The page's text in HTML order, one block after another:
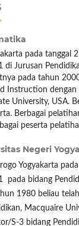
pada tanggal
di Jurusan
pada tahun
Instruction dengan
University, USA.
Berbagai
peserta
Negeri
Yogyakarta
pada bidang
1980 beliau
Macquaire
S-3 bidang